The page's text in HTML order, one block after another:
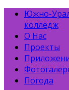
Южно-
колледж
О Нас
Проекты
Погода